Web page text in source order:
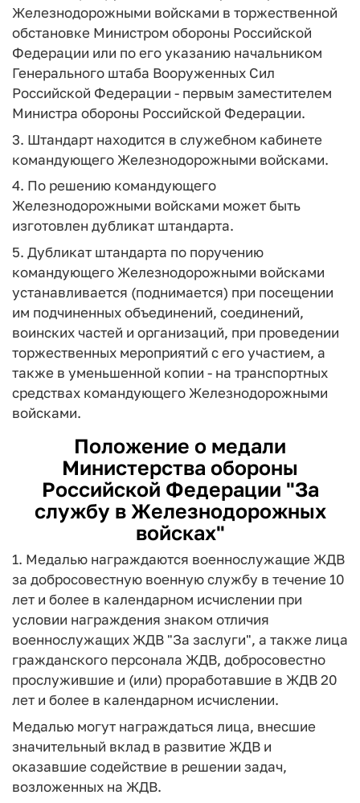
Железнодорожными войсками в торжественной
обстановке Министром обороны Российской
Федерации или по его указанию начальником
Генерального штаба Вооруженных Сил
Российской Федерации - первым заместителем
Министра обороны Российской Федерации.
3. Штандарт находится в служебном кабинете
командующего Железнодорожными войсками.
4. По решению командующего
Железнодорожными войсками может быть
изготовлен дубликат штандарта.
5. Дубликат штандарта по поручению
командующего Железнодорожными войсками
устанавливается (поднимается) при посещении
им подчиненных объединений, соединений,
воинских частей и организаций, при проведении
торжественных мероприятий с его участием, а
также в уменьшенной копии - на транспортных
средствах командующего Железнодорожными
войсками.
Положение о медали
Министерства обороны
Российской Федерации "За
службу в Железнодорожных
войсках"
1. Медалью награждаются военнослужащие ЖДВ
за добросовестную военную службу в течение 10
лет и более в календарном исчислении при
условии награждения знаком отличия
военнослужащих ЖДВ "За заслуги", а также лица
гражданского персонала ЖДВ, добросовестно
прослужившие и (или) проработавшие в ЖДВ 20
лет и более в календарном исчислении.
Медалью могут награждаться лица, внесшие
значительный вклад в развитие ЖДВ и
оказавшие содействие в решении задач,
возложенных на ЖДВ.